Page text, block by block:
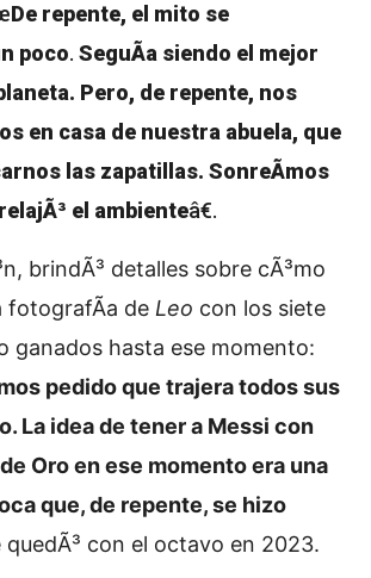
De repente, el mito se
poco. SeguÃ­a siendo el mejor
Pero, de repente, nos
en casa de nuestra abuela, que
las zapatillas. SonreÃ­mos
el ambienteâ€.
brindÃ³ detalles sobre cÃ³mo
fotografÃ­a de Leo con los siete
ganados hasta ese momento:
pedido que trajera todos sus
La idea de tener a Messi con
Oro en ese momento era una
que, de repente, se hizo
quedÃ³ con el octavo en 2023.